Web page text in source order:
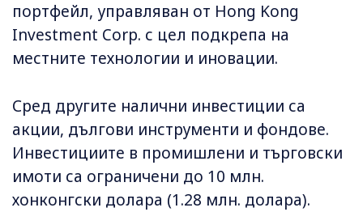
портфейл, управляван от Hong Kong
Investment Corp. с цел подкрепа на
местните технологии и иновации.
Сред другите налични инвестиции са
акции, дългови инструменти и фондове.
Инвестициите в промишлени и търговски
имоти са ограничени до 10 млн.
хонконгски долара (1.28 млн. долара).